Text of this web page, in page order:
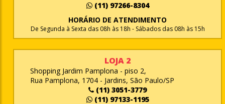
(11) 97266-8304
HORÁRIO DE ATENDIMENTO
De Segunda à Sexta das 08h às 18h - Sábados das 08h às 15h
LOJA 2
Shopping Jardim Pamplona - piso 2,
Rua Pamplona, 1704 - Jardins, São Paulo/SP
(11) 3051-3779
(11) 97133-1195